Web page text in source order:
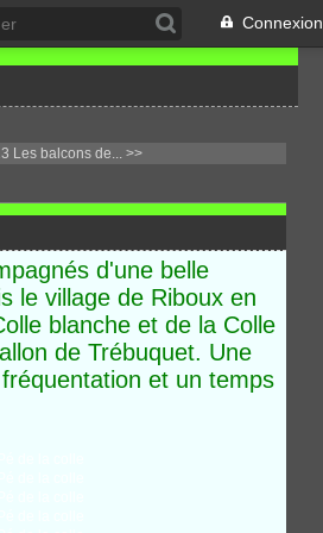
Connexion
Les balcons de... >>
d'une belle
le village de Riboux en
blanche et de la Colle
de Trébuquet. Une
et un temps